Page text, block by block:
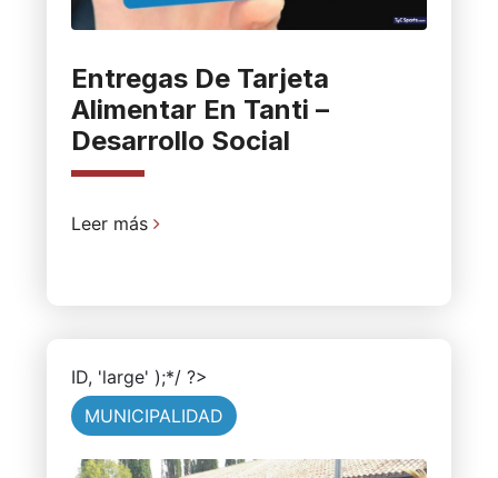
Entregas De Tarjeta
Alimentar En Tanti –
Desarrollo Social
Leer más
ID, 'large' );*/ ?>
MUNICIPALIDAD